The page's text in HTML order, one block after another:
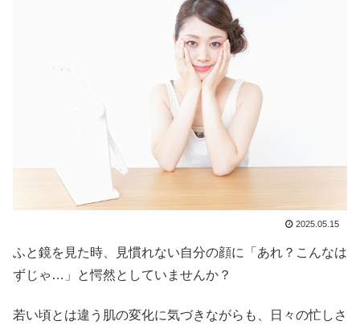
2025.05.15
ふと鏡を見た時、見慣れない自分の顔に「あれ？こんなは
ずじゃ…」と愕然としていませんか？
若い頃とは違う肌の変化に気づきながらも、日々の忙しさ